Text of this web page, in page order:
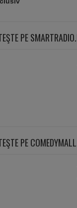
PE
PE